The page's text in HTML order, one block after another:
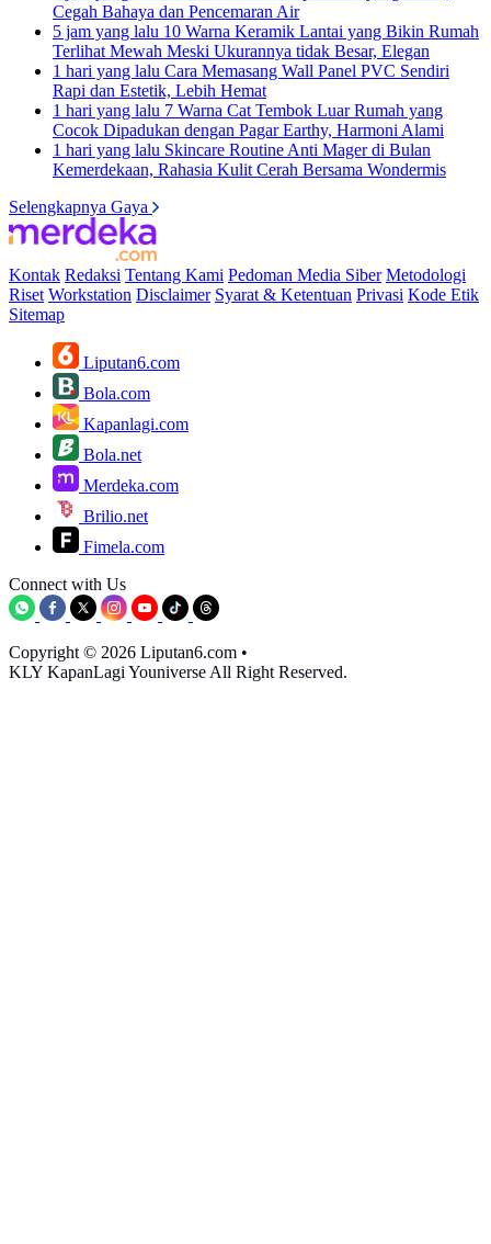
Cegah Bahaya dan Pencemaran Air
5 jam yang lalu 10 Warna Keramik Lantai yang Bikin Rumah
Terlihat Mewah Meski Ukurannya tidak Besar, Elegan
1 hari yang lalu Cara Memasang Wall Panel PVC Sendiri
Rapi dan Estetik, Lebih Hemat
1 hari yang lalu 7 Warna Cat Tembok Luar Rumah yang
Cocok Dipadukan dengan Pagar Earthy, Harmoni Alami
1 hari yang lalu Skincare Routine Anti Mager di Bulan
Kemerdekaan, Rahasia Kulit Cerah Bersama Wondermis
Selengkapnya Gaya
Kontak Redaksi Tentang Kami Pedoman Media Siber Metodologi
Riset Workstation Disclaimer Syarat & Ketentuan Privasi Kode Etik
Sitemap
Liputan6.com
Bola.com
Kapanlagi.com
Bola.net
Merdeka.com
Brilio.net
Fimela.com
Connect with Us
Copyright © 2026 Liputan6.com •
KLY KapanLagi Youniverse All Right Reserved.